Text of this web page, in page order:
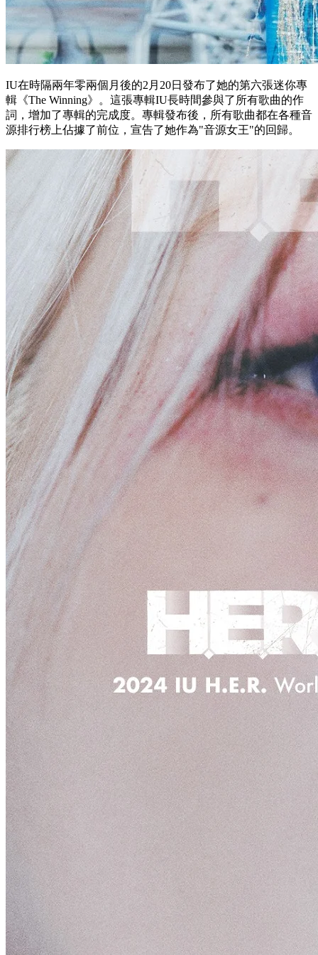
IU在時隔兩年零兩個月後的2月20日發布了她的第六張迷你專
輯《The Winning》。這張專輯IU長時間參與了所有歌曲的作
詞，增加了專輯的完成度。專輯發布後，所有歌曲都在各種音
源排行榜上佔據了前位，宣告了她作為"音源女王"的回歸。